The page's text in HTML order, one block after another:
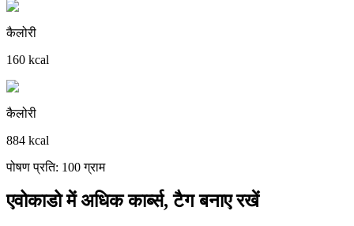
कैलोरी
160 kcal
कैलोरी
884 kcal
पोषण प्रति: 100 ग्राम
एवोकाडो में अधिक कार्ब्स, टैग बनाए रखें